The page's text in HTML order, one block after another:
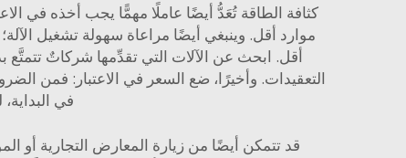
كثافة الطاقة تُعَدُّ أيضًا عاملًا مهمًّا يجب أخذه في
موارد أقل. وينبغي أيضًا مراعاة سهولة تشغيل
أقل. ابحث عن الآلات التي تقدِّمها شركاتٌ
التعقيدات. وأخيرًا، ضع السعر في الاعتبار: فمن
في
قد تتمكن أيضًا من زيارة المعارض التجارية أو